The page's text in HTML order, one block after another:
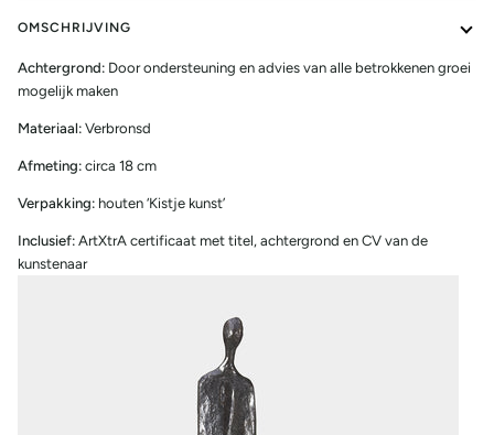
OMSCHRIJVING
Achtergrond: Door ondersteuning en advies van alle betrokkenen groei
mogelijk maken
Materiaal: Verbronsd
Afmeting: circa 18 cm
Verpakking: houten ‘Kistje kunst’
Inclusief: ArtXtrA certificaat met titel, achtergrond en CV van de
kunstenaar